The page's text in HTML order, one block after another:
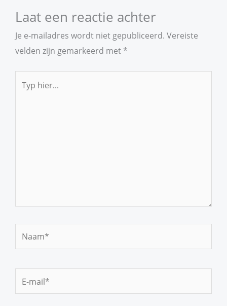
Laat een reactie achter
Je e-mailadres wordt niet gepubliceerd. Vereiste
velden zijn gemarkeerd met *
hier...
Naam*
mail*